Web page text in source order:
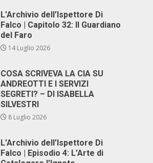
L’Archivio dell’Ispettore Di
Falco | Capitolo 32: Il Guardiano
del Faro
14 Luglio 2026
COSA SCRIVEVA LA CIA SU
ANDREOTTI E I SERVIZI
SEGRETI? – DI ISABELLA
SILVESTRI
8 Luglio 2026
L’Archivio dell’Ispettore Di
Falco | Episodio 4: L’Arte di